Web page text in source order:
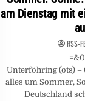
am Dienstag mit
RSS-
Unterföhring (ots) –
alles um Sommer,
Deutschland